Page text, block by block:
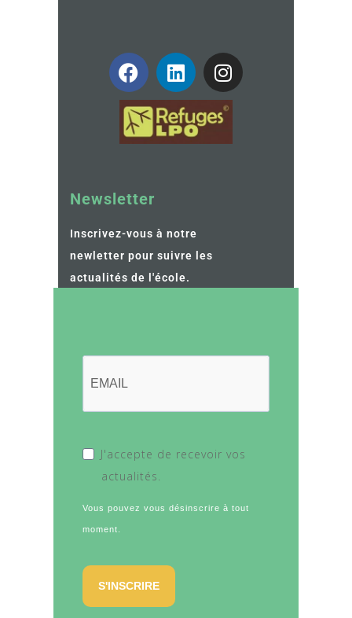
Newsletter
Inscrivez-vous à notre
newletter pour suivre les
actualités de l'école.
J'accepte de recevoir vos
actualités.
Vous pouvez vous désinscrire à tout
moment.
S'INSCRIRE